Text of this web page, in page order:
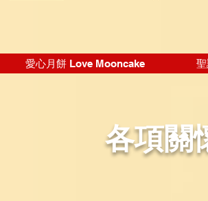
愛心月餅 Love Mooncake
各項關